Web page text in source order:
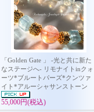
「Golden Gate 」 -光と共に新た
なステージへ- リモナイトinクォ
ーツ*ブルートパーズ*クンツァ
イト*アルーシャサンストーン
55,000円(税込)